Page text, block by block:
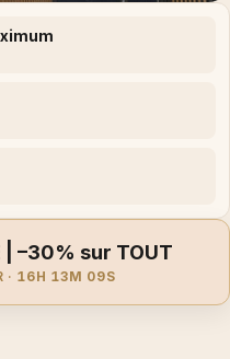
| –30% sur TOUT
· 16H 13M 09S